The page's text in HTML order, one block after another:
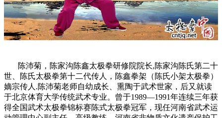
陈沛菊，陈家沟陈鑫太极拳研修院院长,陈家沟陈氏第二十
世、陈氏太极拳第十二代传人，陈鑫拳架（陈氏小架太极拳）
嫡宗传人.陈沛菊老师自幼成长、熏陶于武术世家，后又就读
于北京体育大学传统武术专业。曾于1989—1991年连续三年获
得全国武术太极拳锦标赛陈式太极拳冠军，现任河南省武术运